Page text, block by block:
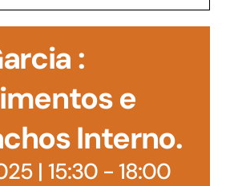
:
e
Interno.
| 15:30- 18:00